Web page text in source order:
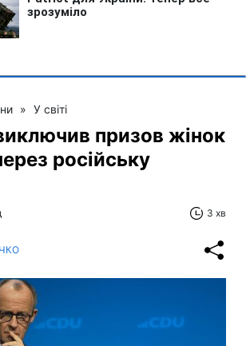
» У світі
призов жінок
російську
3 хв